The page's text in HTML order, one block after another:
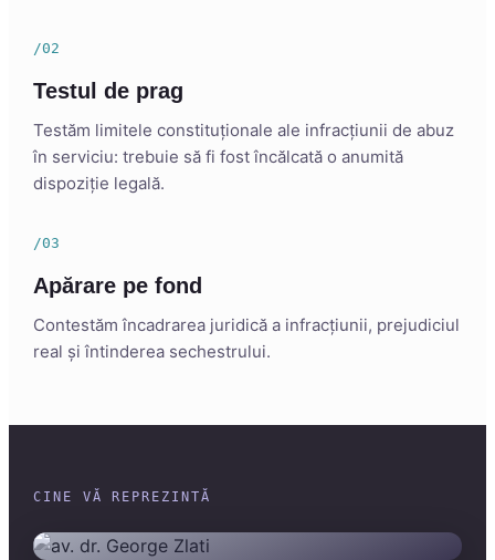
/02
Testul de prag
Testăm limitele constituționale ale infracțiunii de abuz
în serviciu: trebuie să fi fost încălcată o anumită
dispoziție legală.
/03
Apărare pe fond
Contestăm încadrarea juridică a infracțiunii, prejudiciul
real și întinderea sechestrului.
CINE VĂ REPREZINTĂ